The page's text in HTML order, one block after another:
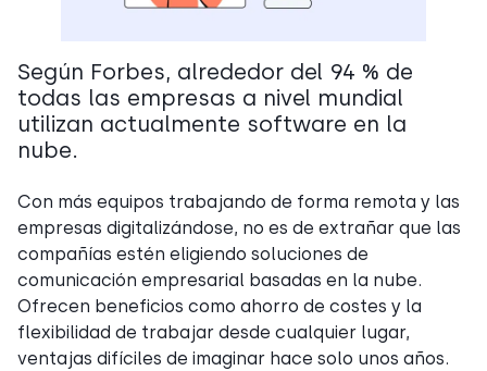
Según Forbes, alrededor del 94 % de
todas las empresas a nivel mundial
utilizan actualmente software en la
nube.
Con más equipos trabajando de forma remota y las
empresas digitalizándose, no es de extrañar que las
compañías estén eligiendo soluciones de
comunicación empresarial basadas en la nube.
Ofrecen beneficios como ahorro de costes y la
flexibilidad de trabajar desde cualquier lugar,
ventajas difíciles de imaginar hace solo unos años.